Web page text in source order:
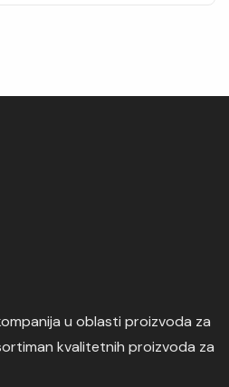
u oblasti proizvoda za
kvalitetnih proizvoda za